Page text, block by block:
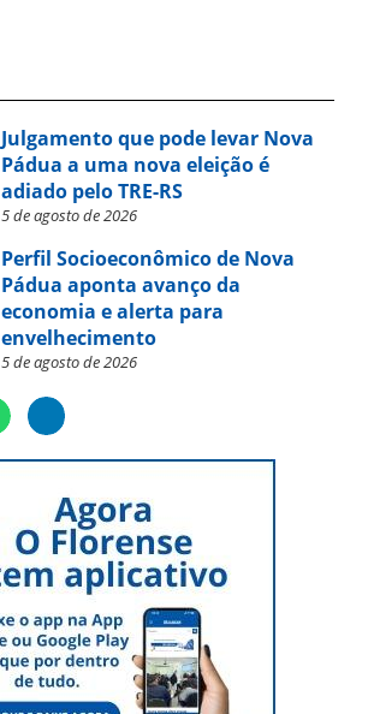
Julgamento que pode levar Nova
Pádua a uma nova eleição é
adiado pelo TRE-RS
5 de agosto de 2026
Perfil Socioeconômico de Nova
Pádua aponta avanço da
economia e alerta para
envelhecimento
5 de agosto de 2026